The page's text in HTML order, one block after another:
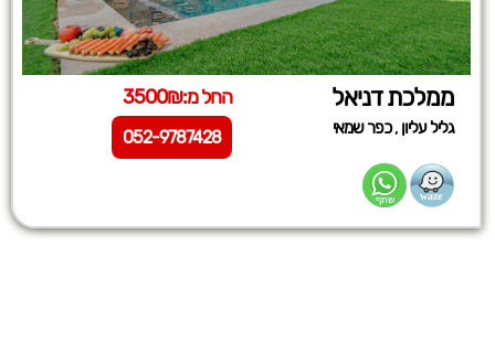
ממלכת דניאל החל מ:3500₪
גליל עליון ,כפר שמאי 052-9787428